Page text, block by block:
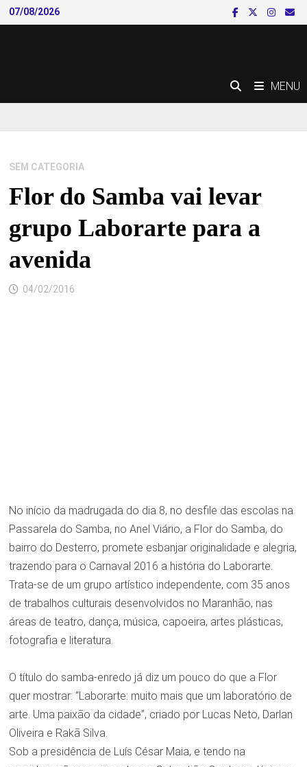
Skip
to
07/08/2026
MENU
SEM CATEGORIA
Flor do Samba vai levar
grupo Laborarte para a
avenida
04/02/2016
No início da madrugada do dia 8, no desfile das escolas na
Passarela do Samba, no Anel Viário, a Flor do Samba, do
bairro do Desterro, promete esbanjar originalidade e alegria,
trazendo para o Carnaval 2016 a história do Laborarte.
Trata-se de um grupo artístico independente, com 35 anos
de trabalhos culturais desenvolvidos no Maranhão, nas
áreas de teatro, dança, música, capoeira, artes plásticas,
fotografia e literatura.
O título do samba-enredo já diz um pouco do que a Flor
quer mostrar: “Laborarte: muito mais que um laboratório de
arte. Uma paixão da cidade”, criado por Lucas Neto, Darlan
Oliveira e Rakã Silva.
Sob a presidência de Luís César Maia, e tendo na